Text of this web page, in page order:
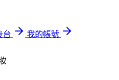
台
我的帳號